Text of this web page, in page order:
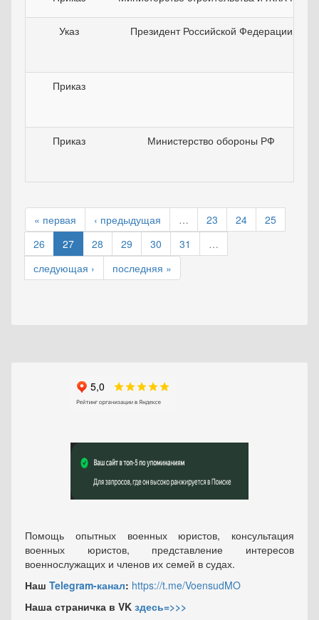
Указ Президент Российской Федерации
Приказ
Приказ Министерство обороны РФ
« первая ‹ предыдущая … 23 24
25
26
27 28 29 30 31
…
следующая ›
последняя »
Помощь опытных военных юристов, консультация
военных юристов, представление интересов
военнослужащих и членов их семей в судах.
Наш Telegram-канал: https://t.me/VoensudMO
Наша страничка в VK здесь=>>>